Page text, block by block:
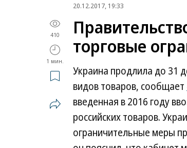
20.12.2017, 19:33
410
1 мин.
торговые
Украина продлила до 31
видов товаров, сообщает
введенная в 2016 году
российских товаров.
ограничительные меры